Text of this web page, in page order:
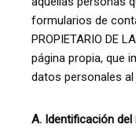
formularios de
PROPIETARIO DE
página propia, que
datos personales al
A. Identificación